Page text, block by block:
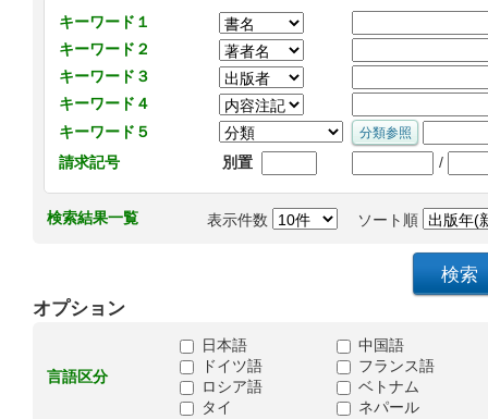
キーワード１
キーワード２
キーワード３
キーワード４
キーワード５
請求記号
別置 /
検索結果一覧 表示件数 ソート順
オプション
言語区分
日本語
中国語
ドイツ語
フランス語
ロシア語
ベトナム
タイ
ネパール